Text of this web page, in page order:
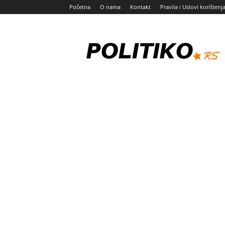
Početna O nama Kontakt Pravila i Uslovi korištenja